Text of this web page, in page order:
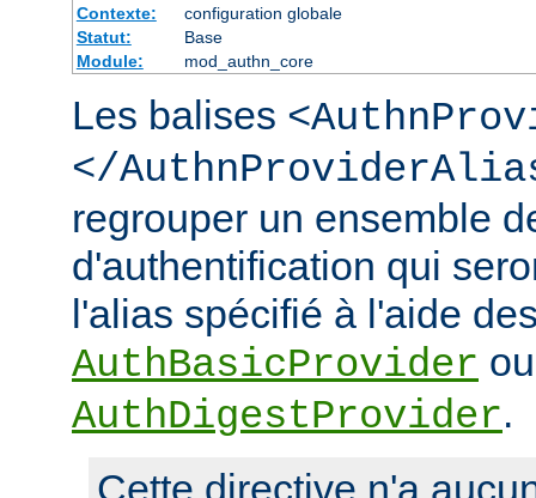
Contexte:
configuration globale
Statut:
Base
Module:
mod_authn_core
Les balises
</
regrouper un ensemble
d'authentification qui
l'alias spécifié à l'aide
AuthBasicProvider ou
AuthDigestProvider.
Cette directive n'a